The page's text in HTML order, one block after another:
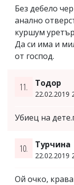
Без дебело
анално
куршум
Да си има и
от господ.
11. Тодор
22.02.2019
Убиец на
10. Турчина
22.02.2019
Ой очко,